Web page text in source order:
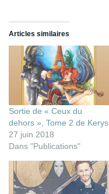
Articles similaires
Sortie de « Ceux du
dehors », Tome 2 de Kerys
27 juin 2018
Dans "Publications"